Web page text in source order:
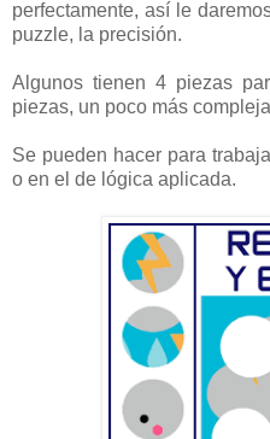
perfectamente, así le
puzzle, la precisión.
Algunos tienen 4 piezas
piezas, un poco más
Se pueden hacer para
o en el de lógica aplicada.